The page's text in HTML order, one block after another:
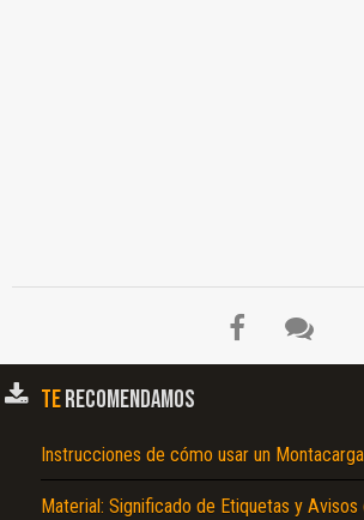
TERECOMENDAMOS
Instrucciones de cómo usar un
Material: Significado de Etiquetas y Avisos